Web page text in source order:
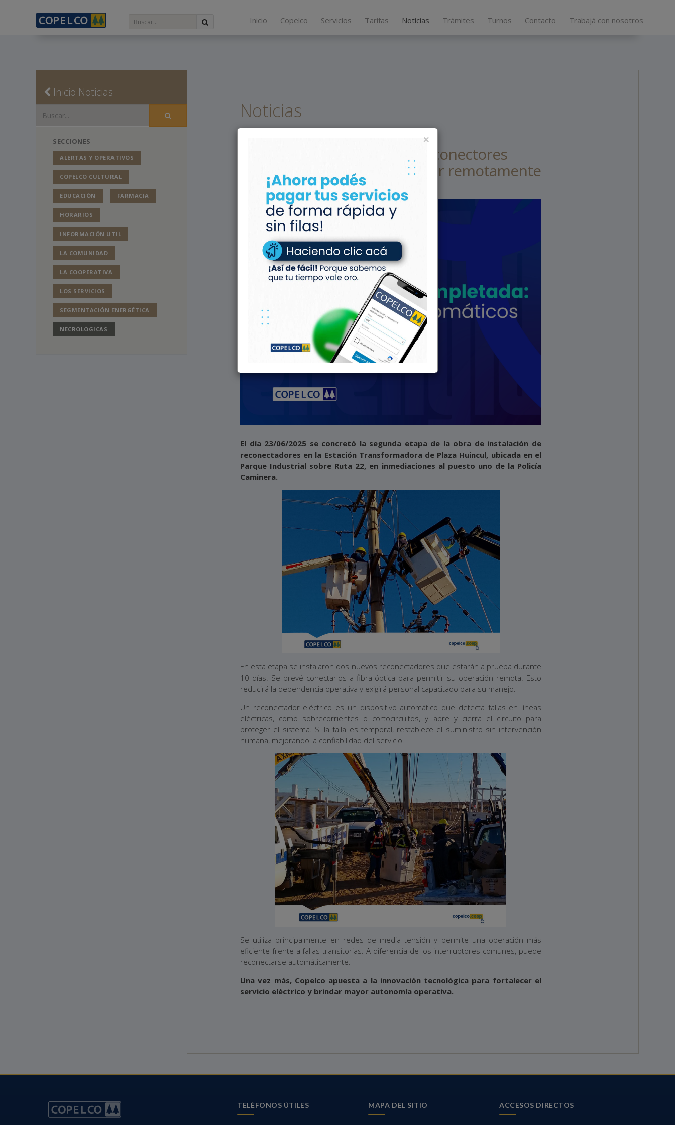
×
Inicio Copelco Servicios Tarifas Noticias Trámites Turnos Contacto Trabajá con nosotros
Inicio Noticias
SECCIONES
ALERTAS Y OPERATIVOS
COPELCO CULTURAL
EDUCACIÓN FARMACIA
HORARIOS
INFORMACIÓN UTIL
LA COMUNIDAD
LA COOPERATIVA
LOS SERVICIOS
SEGMENTACIÓN ENERGÉTICA
NECROLOGICAS
Noticias
Segunda fase completada: reconectores
automáticos listos para operar remotamente
El día 23/06/2025 se concretó la segunda etapa de la obra de instalación de
reconectadores en la Estación Transformadora de Plaza Huincul, ubicada en el
Parque Industrial sobre Ruta 22, en inmediaciones al puesto uno de la Policía
Caminera.
En esta etapa se instalaron dos nuevos reconectadores que estarán a prueba durante
10 días. Se prevé conectarlos a fibra óptica para permitir su operación remota. Esto
reducirá la dependencia operativa y exigirá personal capacitado para su manejo.
Un reconectador eléctrico es un dispositivo automático que detecta fallas en líneas
eléctricas, como sobrecorrientes o cortocircuitos, y abre y cierra el circuito para
proteger el sistema. Si la falla es temporal, restablece el suministro sin intervención
humana, mejorando la confiabilidad del servicio.
Se utiliza principalmente en redes de media tensión y permite una operación más
eficiente frente a fallas transitorias. A diferencia de los interruptores comunes, puede
reconectarse automáticamente.
Una vez más, Copelco apuesta a la innovación tecnológica para fortalecer el
servicio eléctrico y brindar mayor autonomía operativa.
TELÉFONOS ÚTILES MAPA DEL SITIO ACCESOS DIRECTOS